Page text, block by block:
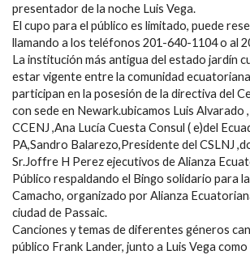
presentador de la noche Luis Vega.
El cupo para el público es limitado, puede
llamando a los teléfonos 201-640-1104 o al
La institución más antigua del estado jardín
estar vigente entre la comunidad
participan en la posesión de la directiva del
con sede en Newark.ubicamos Luis Alvarado
CCENJ ,Ana Lucía Cuesta Consul ( e)del
PA,Sandro Balarezo,Presidente del CSLNJ
Sr.Joffre H Perez ejecutivos de Alianza
Público respaldando el Bingo solidario para
Camacho, organizado por Alianza
ciudad de Passaic.
Canciones y temas de diferentes géneros
público Frank Lander, junto a Luis Vega